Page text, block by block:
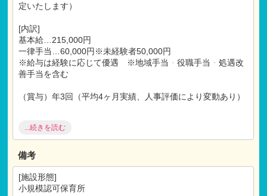
定いたします）
[内訳]
基本給…215,000円
一律手当…60,000円※未経験者50,000円
※給与は経験に応じて優遇 ※地域手当 ・ 役職手当 ・ 処遇改
善手当を含む
（賞与）年3回（平均4ヶ月実績、人事評価により変動あり）
【福利厚生】
社会保険完備
昇給年1回
通勤手当（上限なし）
残業手当
退職金制度有り
...続きを読む
備考
[施設形態]
小規模認可保育所